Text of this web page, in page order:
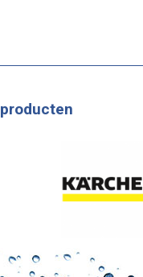
producten